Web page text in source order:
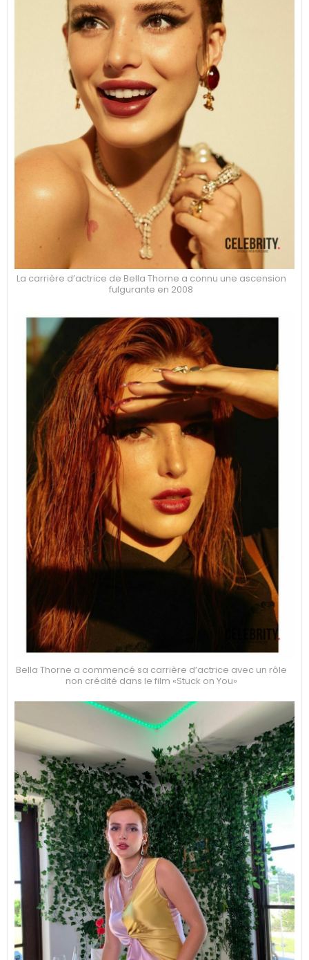
La carrière d’actrice de Bella Thorne a connu une ascension
fulgurante en 2008
Bella Thorne a commencé sa carrière d’actrice avec un rôle
non crédité dans le film «Stuck on You»